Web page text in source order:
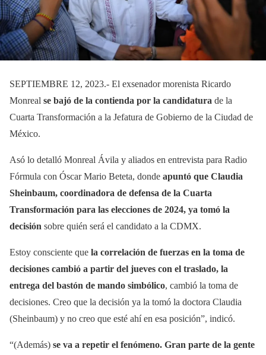
SEPTIEMBRE 12, 2023.- El exsenador morenista Ricardo
Monreal se bajó de la contienda por la candidatura de la
Cuarta Transformación a la Jefatura de Gobierno de la Ciudad de
México.
Asó lo detalló Monreal Ávila y aliados en entrevista para Radio
Fórmula con Óscar Mario Beteta, donde apuntó que Claudia
Sheinbaum, coordinadora de defensa de la Cuarta
Transformación para las elecciones de 2024, ya tomó la
decisión sobre quién será el candidato a la CDMX.
Estoy consciente que la correlación de fuerzas en la toma de
decisiones cambió a partir del jueves con el traslado, la
entrega del bastón de mando simbólico, cambió la toma de
decisiones. Creo que la decisión ya la tomó la doctora Claudia
(Sheinbaum) y no creo que esté ahí en esa posición”, indicó.
“(Además) se va a repetir el fenómeno. Gran parte de la gente